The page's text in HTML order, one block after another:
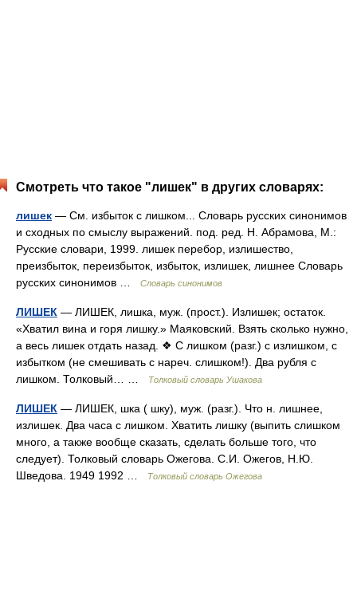
Смотреть что такое "лишек" в других словарях:
лишек — См. избыток с лишком... Словарь русских синонимов
и сходных по смыслу выражений. под. ред. Н. Абрамова, М.:
Русские словари, 1999. лишек перебор, излишество,
преизбыток, переизбыток, избыток, излишек, лишнее Словарь
русских синонимов …
Словарь синонимов
ЛИШЕК — ЛИШЕК, лишка, муж. (прост.). Излишек; остаток.
«Хватил вина и горя лишку.» Маяковский. Взять сколько нужно,
а весь лишек отдать назад. ❖ С лишком (разг.) с излишком, с
избытком (не смешивать с нареч. слишком!). Два рубля с
лишком. Толковый… …
Толковый словарь Ушакова
ЛИШЕК — ЛИШЕК, шка ( шку), муж. (разг.). Что н. лишнее,
излишек. Два часа с лишком. Хватить лишку (выпить слишком
много, а также вообще сказать, сделать больше того, что
следует). Толковый словарь Ожегова. С.И. Ожегов, Н.Ю.
Шведова. 1949 1992 …
Толковый словарь Ожегова